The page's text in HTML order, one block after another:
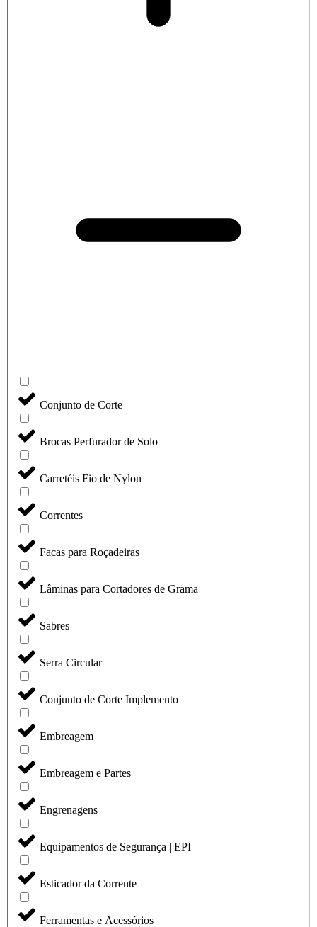
Conjunto de Corte
Brocas Perfurador de Solo
Carretéis Fio de Nylon
Correntes
Facas para Roçadeiras
Lâminas para Cortadores de Grama
Sabres
Serra Circular
Conjunto de Corte Implemento
Embreagem
Embreagem e Partes
Engrenagens
Equipamentos de Segurança | EPI
Esticador da Corrente
Ferramentas e Acessórios